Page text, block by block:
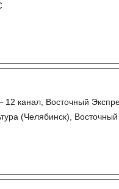
канал, Восточный
(Челябинск),